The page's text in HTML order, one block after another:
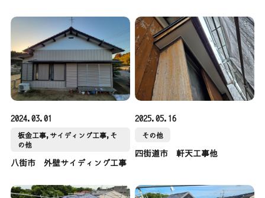
2024.03.01
板金工事,サイディング工事,そ
の他
八街市 外壁サイディング工事
2025.05.16
その他
四街道市 軒天工事他